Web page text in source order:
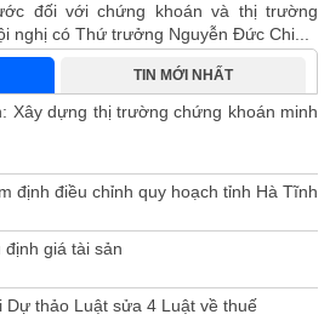
đối với chứng khoán và thị trường
nghị có Thứ trưởng Nguyễn Đức Chi...
TIN MỚI NHẤT
Xây dựng thị trường chứng khoán minh
định điều chỉnh quy hoạch tỉnh Hà Tĩnh
giá tài sản
thảo Luật sửa 4 Luật về thuế